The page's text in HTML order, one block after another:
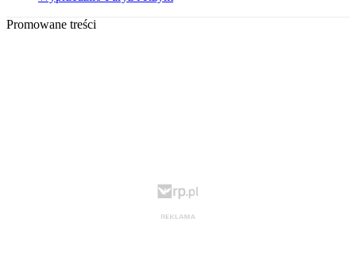
Promowane treści